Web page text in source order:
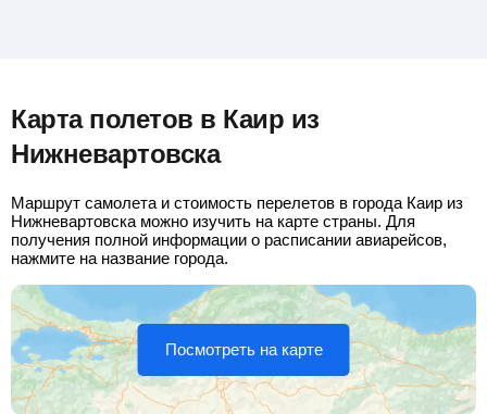
Карта полетов в Каир из
Нижневартовска
Маршрут самолета и стоимость перелетов в города Каир из
Нижневартовска можно изучить на карте страны. Для
получения полной информации о расписании авиарейсов,
нажмите на название города.
Посмотреть на карте